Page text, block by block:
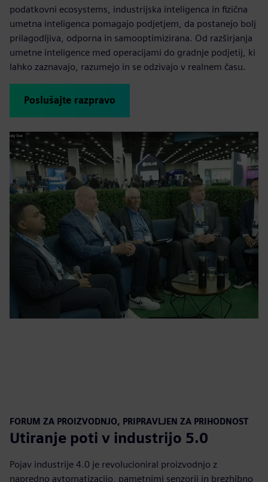
podatkovni ecosystems, industrijska inteligenca in fizična
umetna inteligenca pomagajo podjetjem, da postanejo bolj
prilagodljiva, odporna in samooptimizirana. Od razširjanja
umetne inteligence med operacijami do gradnje podjetij, ki
lahko zaznavajo, razumejo in se odzivajo v realnem času.
Poslušajte razpravo
FORUM ZA PROIZVODNJO, PRIPRAVLJEN ZA PRIHODNOST
Utiranje poti v industrijo 5.0
Pojav industrije 4.0 je revolucioniral proizvodnjo z
napredno avtomatizacijo, pametnimi senzorji in brezhibno